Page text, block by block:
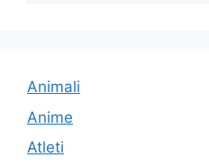
Animali
Anime
Atleti